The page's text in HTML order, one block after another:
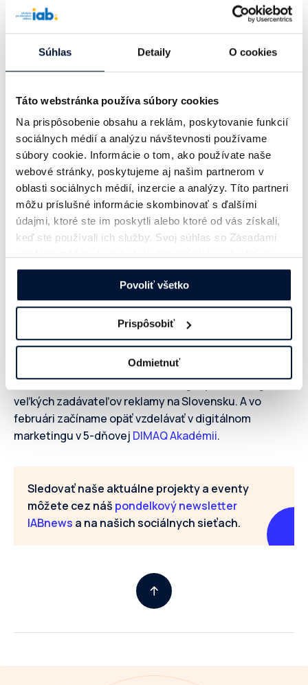
Súhlas Detaily O cookies
Táto webstránka používa súbory cookies
Na prispôsobenie obsahu a reklám, poskytovanie funkcií
sociálnych médií a analýzu návštevnosti používame
súbory cookie. Informácie o tom, ako používate naše
webové stránky, poskytujeme aj našim partnerom v
oblasti sociálnych médií, inzercie a analýzy. Títo partneri
môžu príslušné informácie skombinovať s ďalšími
údajmi, ktoré ste im poskytli alebo ktoré od vás získali,
keď ste používali ich služby. Svoj súhlas so Zásadami
našej webovej stránke.
Povoliť všetko
Prispôsobiť
Odmietnuť
V najbližších dvoch rokoch na tieto aktivity
nadviažeme. V našich kruhoch je už 58 spoločností.
vydali správnou cestou a dáva to zmysel. A budem
veľmi rád, keď sa IAB dostane ešte viac do povedomia
všetkých, ktorí sa na Slovensku pohybujú v oblasti
digitálneho marketingu. Čakajú nás výzvy, z pohľadu
digitálneho marketingu bude asi najväčšou ukončenie
podpory cookies tretích strán v prehliadaci google
chrome. Táto zmena príde v roku 2024 a ovplyvní
všetky jeho časti. Je dôležité byť proaktívni a otvorení
novým možnostiam. Verím, že aktivity, ktoré v IAB
pripravujeme, pomôžu našim členom touto zmenou
prejsť.”
Onedlho naše témy pretavíme do konkrétnych
projektov a eventov. Najbližšie nás čaká profesná
diskusia o programmaticu na januárovomIAB budíčku.
Na nasledujúcich budíčkoch máme v pláne diskutovať
o témach”retail media a marketingových stratégiách
veľkých zadávateľov reklamy na Slovensku. A vo
februári začíname opäť vzdelávať v digitálnom
marketingu v 5-dňovej DIMAQ Akadémii.
Sledovať naše aktuálne projekty a eventy
môžete cez náš pondelkový newsletter
IABnews a na našich sociálnych sieťach.